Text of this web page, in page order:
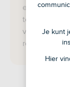
en jouw
toetsen.
voordat je
rekening
Je kunt
Hier